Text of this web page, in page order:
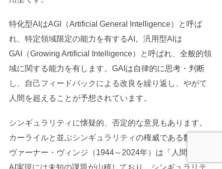
特化型AIはAGI（Artificial General Intelligence）と呼ば
れ、特定領域限定の能力を有するAI。汎用型AIは
GAI（Growing Artificial Intelligence）と呼ばれ、全般的領
域に関する能力を有します。GAIは自律的に思考・判断
し、自己フィードバックによる改良を繰り返し、やがて
人間を超えることが予想されています。
シンギュラリティに懐疑的、否定的な意見もあります。
カーライルと並ぶシンギュラリティの権威である数学者
ヴァーナー・ヴィンジ（1944～2024年）は「人間超えの
AI実現には未知の課題が山積しており、シンギュラリテ